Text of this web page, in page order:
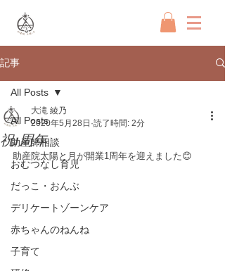
記事
All Posts
助産師相談
おむつなし育児
だっこ・おんぶ
デリケートゾーンケア
赤ちゃんのねんね
子育て
All Posts
祝1周年
大滝 綾乃
2020年5月28日 読了時間: 2分
助産院太陽と月が開業1周年を迎えました😊﻿